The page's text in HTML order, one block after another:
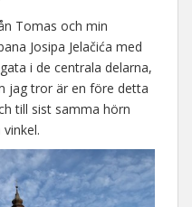
Tomas och min
Josipa Jelačića med
i de centrala delarna,
jag tror är en före detta
till sist samma hörn